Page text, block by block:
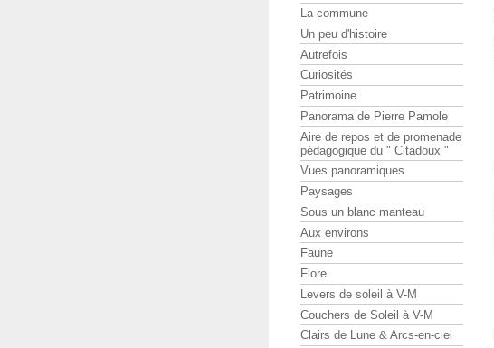
La commune
Un peu d'histoire
Autrefois
Curiosités
Patrimoine
Panorama de Pierre Pamole
Aire de repos et de promenade
pédagogique du " Citadoux "
Vues panoramiques
Paysages
Sous un blanc manteau
Aux environs
Faune
Flore
Levers de soleil à V-M
Couchers de Soleil à V-M
Clairs de Lune & Arcs-en-ciel